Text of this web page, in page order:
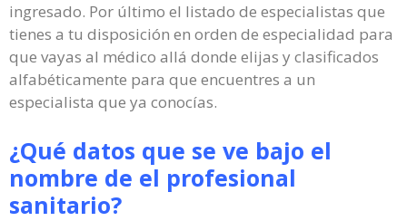
ingresado. Por último el listado de especialistas que
tienes a tu disposición en orden de especialidad para
que vayas al médico allá donde elijas y clasificados
alfabéticamente para que encuentres a un
especialista que ya conocías.
¿Qué datos que se ve bajo el
nombre de el profesional
sanitario?